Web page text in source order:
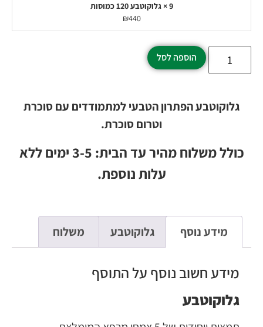
9 × גלוקוטבע 120 כמוסות
₪440
הוספה לסל
גלוקוטבע הפתרון הטבעי למתמודדים עם סוכרת
וטרום סוכרת.
כולל משלוח מהיר עד הבית: 3-5 ימים ללא
עלות נוספת.
מידע נוסף גלוקוטבע משלוח
מידע חשוב נוסף על התוסף
גלוקוטבע